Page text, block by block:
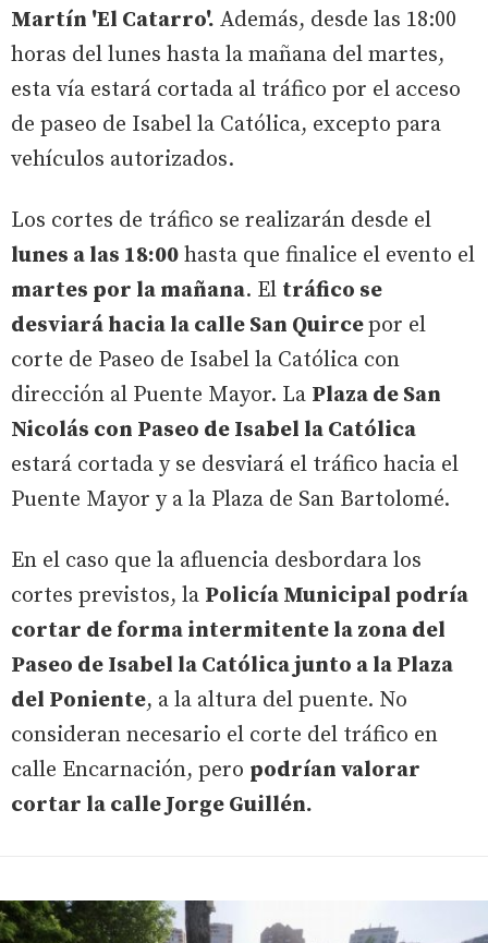
Martín 'El Catarro'. Además, desde las 18:00
horas del lunes hasta la mañana del martes,
esta vía estará cortada al tráfico por el acceso
de paseo de Isabel la Católica, excepto para
vehículos autorizados.
Los cortes de tráfico se realizarán desde el
lunes a las 18:00 hasta que finalice el evento el
martes por la mañana. El tráfico se
desviará hacia la calle San Quircepor el
corte de Paseo de Isabel la Católica con
dirección al Puente Mayor. La Plaza de San
Nicolás con Paseo de Isabel la Católica
estará cortada y se desviará el tráfico hacia el
Puente Mayor y a la Plaza de San Bartolomé.
En el caso que la afluencia desbordara los
cortes previstos, la Policía Municipal podría
cortar de forma intermitente la zona del
Paseo de Isabel la Católica junto a la Plaza
del Poniente, a la altura del puente. No
consideran necesario el corte del tráfico en
calle Encarnación, pero podrían valorar
cortar la calle Jorge Guillén.